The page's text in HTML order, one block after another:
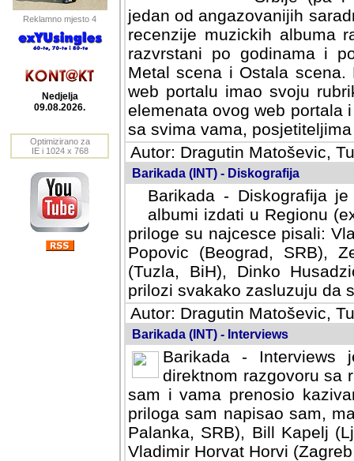
Reklamno mjesto 4
Nedjelja
09.08.2026.
Optimizirano za
IE i 1024 x 768
jedan od angazovanijih
recenzije muzickih albuma
razvrstani po godinama i po
scena i Ostala scena.
portalu imao svoju
elemenata ovog web portala
sa svima vama,
Autor: Dragutin Matoševic,
Barikada (INT) - Diskografija
Barikada - Diskografija
albumi izdati u Regionu
priloge su najcesce pisali:
Popovic (Beograd, SRB),
(Tuzla, BiH), Dinko
prilozi svakako zasluzuju da
Autor: Dragutin Matoševic,
Barikada (INT) - Interviews
Barikada -
direktnom razgovoru sa
sam i vama prenosio
priloga sam napisao sam,
Palanka, SRB), Bill Kapelj
Vladimir Horvat Horvi